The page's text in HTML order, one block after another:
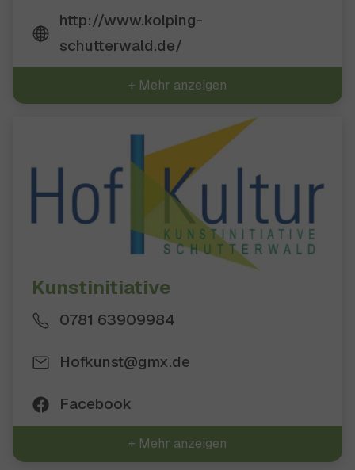
http://www.kolping-
schutterwald.de/
+ Mehr anzeigen
Kunstinitiative
0781 63909984
Hofkunst@gmx.de
Facebook
+ Mehr anzeigen